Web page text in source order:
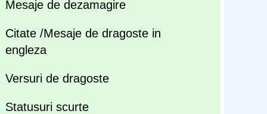
Mesaje de dezamagire
Citate /Mesaje de dragoste in
engleza
Versuri de dragoste
Statusuri scurte